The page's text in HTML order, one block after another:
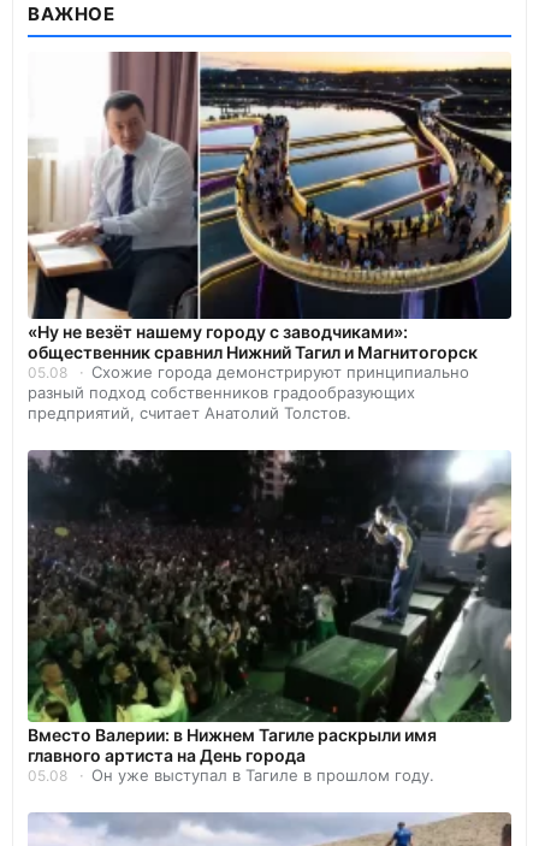
ВАЖНОЕ
«Ну не везёт нашему городу с заводчиками»:
общественник сравнил Нижний Тагил и Магнитогорск
05.08
Схожие города демонстрируют принципиально
разный подход собственников градообразующих
предприятий, считает Анатолий Толстов.
Вместо Валерии: в Нижнем Тагиле раскрыли имя
главного артиста на День города
05.08 Он уже выступал в Тагиле в прошлом году.